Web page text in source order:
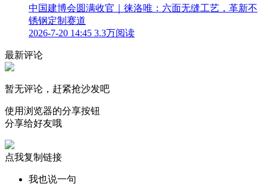
中国建博会圆满收官｜徕洛唯：六面无缝工艺，革新不
锈钢定制赛道
2026-7-20 14:45 3.3万阅读
最新评论
暂无评论，赶紧抢沙发吧
使用浏览器的分享按钮
分享给好友哦
点我复制链接
我也说一句